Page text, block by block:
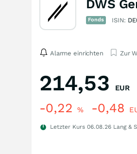
DWS
Fonds ISIN:
Alarme einrichten Zur
214,53 EUR
-0,22 % -0,48
Letzter Kurs 06.08.26 Lang &